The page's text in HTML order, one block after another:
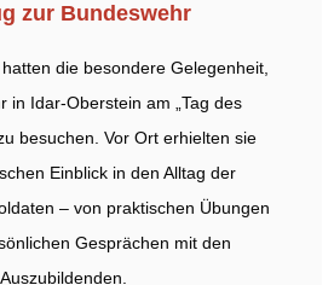
zur Bundeswehr
die besondere Gelegenheit,
in Idar-Oberstein am „Tag des
besuchen. Vor Ort erhielten sie
Einblick in den Alltag der
– von praktischen Übungen
Gesprächen mit den
Auszubildenden.